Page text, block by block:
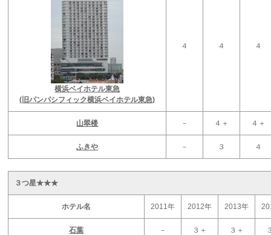
横浜ベイホテル東急
(旧パンパシフィック横浜ベイホテル東急)
４ ４ ４
山翠楼 － ４＋ ４＋
ふきや － ３ ４
３つ星★★★
ホテル名 2011年 2012年 2013年
石葉 － ３＋ ３＋